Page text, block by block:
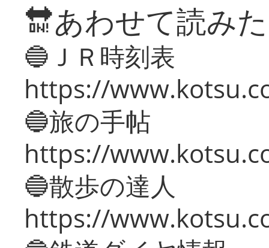
🔛あわせて読み
🔵ＪＲ時刻表
https://
🔵旅の手帖
https://
🔵散歩の達人
https://